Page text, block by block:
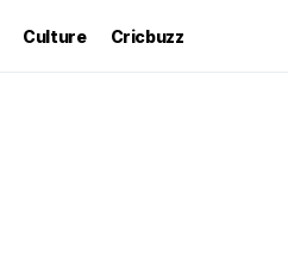
Culture Cricbuzz